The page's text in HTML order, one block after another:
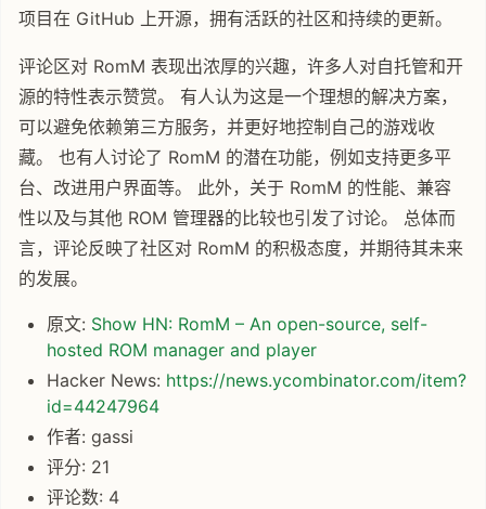
项目在 GitHub 上开源，拥有活跃的社区和持续的更新。
评论区对 RomM 表现出浓厚的兴趣，许多人对自托管和开
源的特性表示赞赏。 有人认为这是一个理想的解决方案，
可以避免依赖第三方服务，并更好地控制自己的游戏收
藏。 也有人讨论了 RomM 的潜在功能，例如支持更多平
台、改进用户界面等。 此外，关于 RomM 的性能、兼容
性以及与其他 ROM 管理器的比较也引发了讨论。 总体而
言，评论反映了社区对 RomM 的积极态度，并期待其未来
的发展。
原文: Show HN: RomM – An open-source, self-
hosted ROM manager and player
Hacker News: https://news.ycombinator.com/item?
id=44247964
作者: gassi
评分: 21
评论数: 4